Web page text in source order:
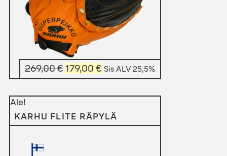
269,00€ Alkuperäinen
hinta
oli:
269,00 €.
179,00 €Nykyinen
hinta
on:
179,00 €.
Sis ALV 25,5%
Ale!
KARHU FLITE RÄPYLÄ